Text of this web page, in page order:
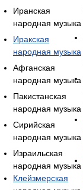
Иранская
народная музыка
Иракская
народная музыка
Афганская
народная музыка
Пакистанская
народная музыка
Сирийская
народная музыка
Израильская
народная музыка
Клейзмерская